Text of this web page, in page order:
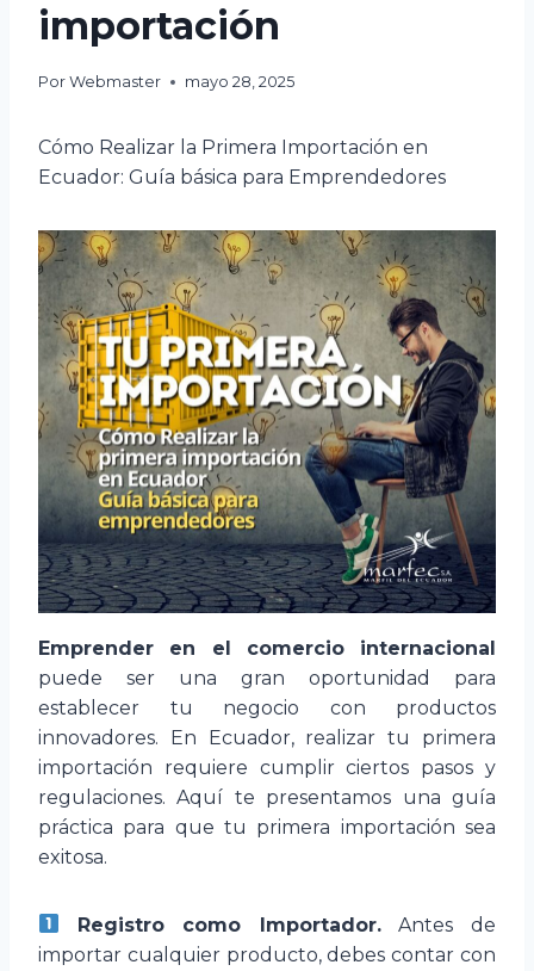
importación
Por Webmaster mayo 28, 2025
Cómo Realizar la Primera Importación en
Ecuador: Guía básica para Emprendedores
Emprender en el comercio internacional
puede ser una gran oportunidad para
establecer tu negocio con productos
innovadores. En Ecuador, realizar tu primera
importación requiere cumplir ciertos pasos y
regulaciones. Aquí te presentamos una guía
práctica para que tu primera importación sea
exitosa.
Registro como Importador.Antes de
importar cualquier producto, debes contar con